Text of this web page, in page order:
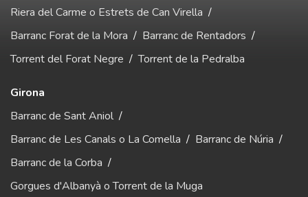
Riera del Carme o Estrets de Can Virella /
Barranc Forat de la Mora / Barranc de Rentadors /
Torrent del Forat Negre /Torrent de la Pedralba
Girona
Barranc de Sant Aniol /
Barranc de Les Canals o La Comella / Barranc de Núria /
Barranc de la Corba /
Gorgues d'Albanyà o Torrent de la Muga